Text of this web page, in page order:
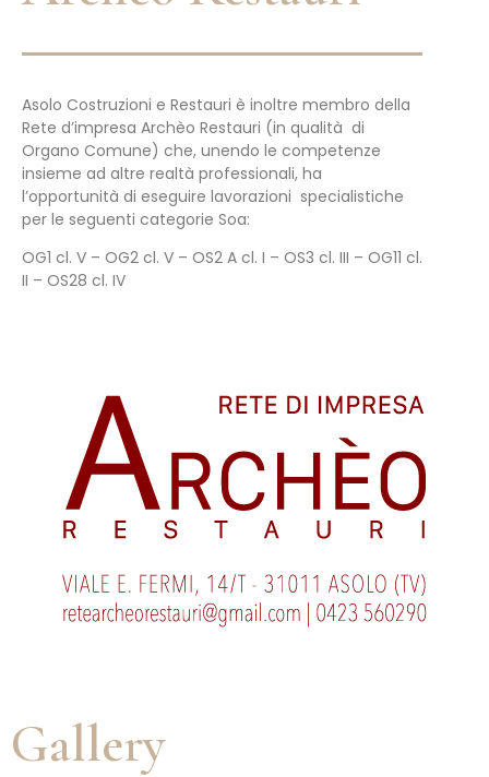
Asolo Costruzioni e Restauri è inoltre membro della
Rete d’impresa Archèo Restauri (in qualità di
Organo Comune) che, unendo le competenze
insieme ad altre realtà professionali, ha
l’opportunità di eseguire lavorazioni specialistiche
per le seguenti categorie Soa:
OG1 cl. V – OG2 cl. V – OS2 A cl. I – OS3 cl. III – OG11 cl.
II – OS28 cl. IV
Gallery